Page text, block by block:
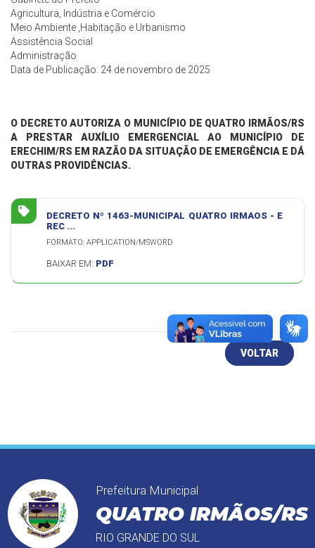
Agricultura, Indústria e Comércio
Meio Ambiente ,Habitação e Urbanismo
Assistência Social
Administração
Data de Publicação: 24 de novembro de 2025
O DECRETO AUTORIZA O MUNICÍPIO DE QUATRO IRMÃOS/RS
A PRESTAR AUXÍLIO EMERGENCIAL AO MUNICÍPIO DE
ERECHIM/RS EM RAZÃO DA SITUAÇÃO DE EMERGÊNCIA E DÁ
OUTRAS PROVIDÊNCIAS.
DECRETO Nº 1463-MUNICIPAL QUATRO IRMAOS - E
REC ...
FORMATO: APPLICATION/MSWORD
BAIXAR EM: PDF
VOLTAR
Prefeitura Municipal
QUATRO IRMÃOS/RS
RIO GRANDE DO SUL